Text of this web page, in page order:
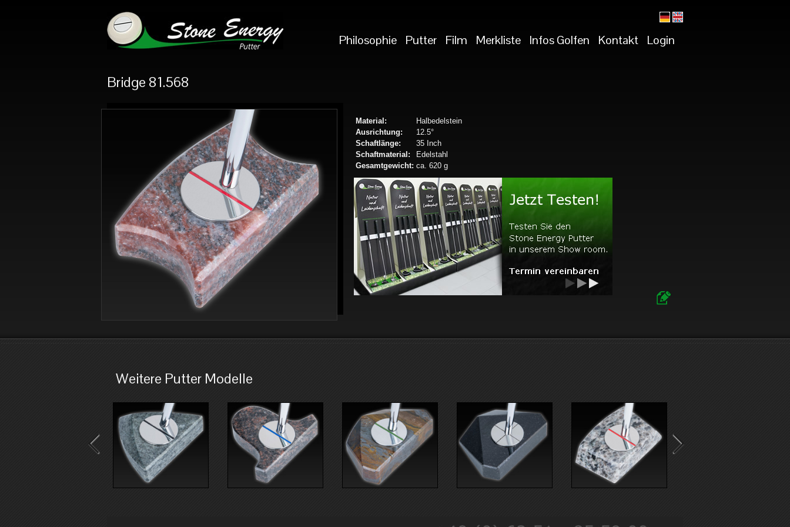
Philosophie Putter Film Merkliste Infos Golfen Kontakt Login
Bridge 81.568
Material:
Halbedelstein
Ausrichtung:
12.5°
Schaftlänge:
35 Inch
Schaftmaterial:
Edelstahl
Gesamtgewicht: ca. 620 g
Weitere Putter Modelle